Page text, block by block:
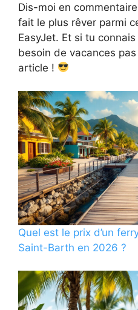
Dis-moi en
fait le plus rêver parmi
EasyJet. Et si tu connais
besoin de vacances
article !
Quel est le prix d’un
Saint-Barth en 2026 ?